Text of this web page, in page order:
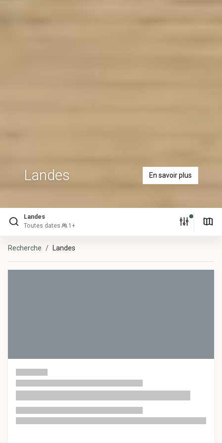
Landes En savoir plus
Landes
Toutes dates
1+
Recherche Landes